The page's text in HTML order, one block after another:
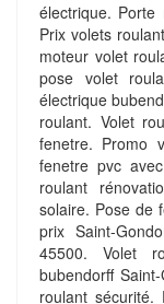
électrique. Porte
Prix volets
moteur volet
pose volet
électrique
roulant. Volet
fenetre. Promo
fenetre pvc
roulant
solaire. Pose de
prix Saint-
45500. Volet
bubendorff
roulant sécurité.